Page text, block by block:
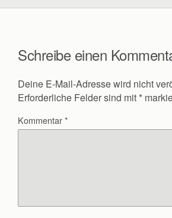
Schreibe einen
Deine E-Mail-Adresse wird nicht
Erforderliche Felder sind mit *
Kommentar*